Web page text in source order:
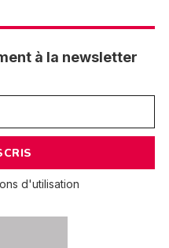
à la newsletter
d'utilisation